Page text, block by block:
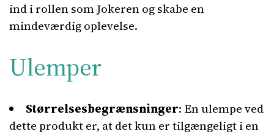
ind i rollen som Jokeren og skabe en
mindeværdig oplevelse.
Ulemper
Størrelsesbegrænsninger: En ulempe ved
dette produkt er, at det kun er tilgængeligt i en